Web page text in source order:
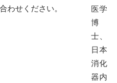
わせください。
医学
博
士、
日本
消化
器内